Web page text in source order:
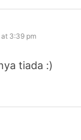
3:39 pm
tiada :)